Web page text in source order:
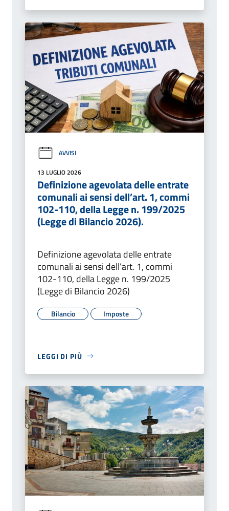
AVVISI
13 LUGLIO 2026
Definizione agevolata delle entrate
comunali ai sensi dell’art. 1, commi
102-110, della Legge n. 199/2025
(Legge di Bilancio 2026).
Definizione agevolata delle entrate
comunali ai sensi dell’art. 1, commi
102-110, della Legge n. 199/2025
(Legge di Bilancio 2026)
Bilancio Imposte
LEGGI DI PIÙ